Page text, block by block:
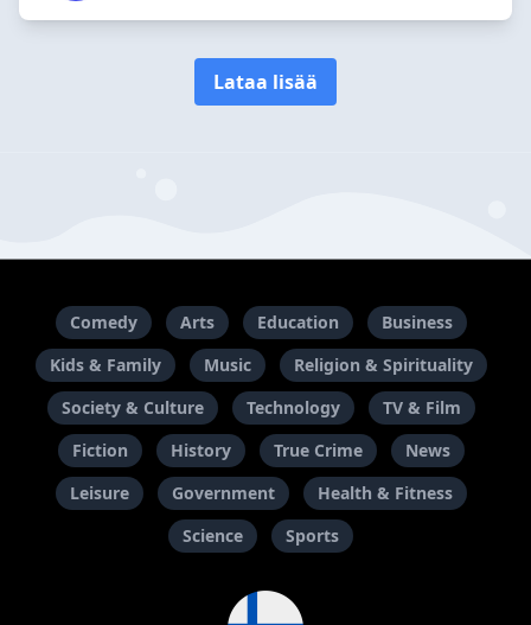
Lataa lisää
Comedy Arts Education
Business
Kids & Family
Music
Religion & Spirituality
Society & Culture
Technology
TV & Film
Fiction
History True Crime
News
Leisure
Government
Health & Fitness
Science
Sports